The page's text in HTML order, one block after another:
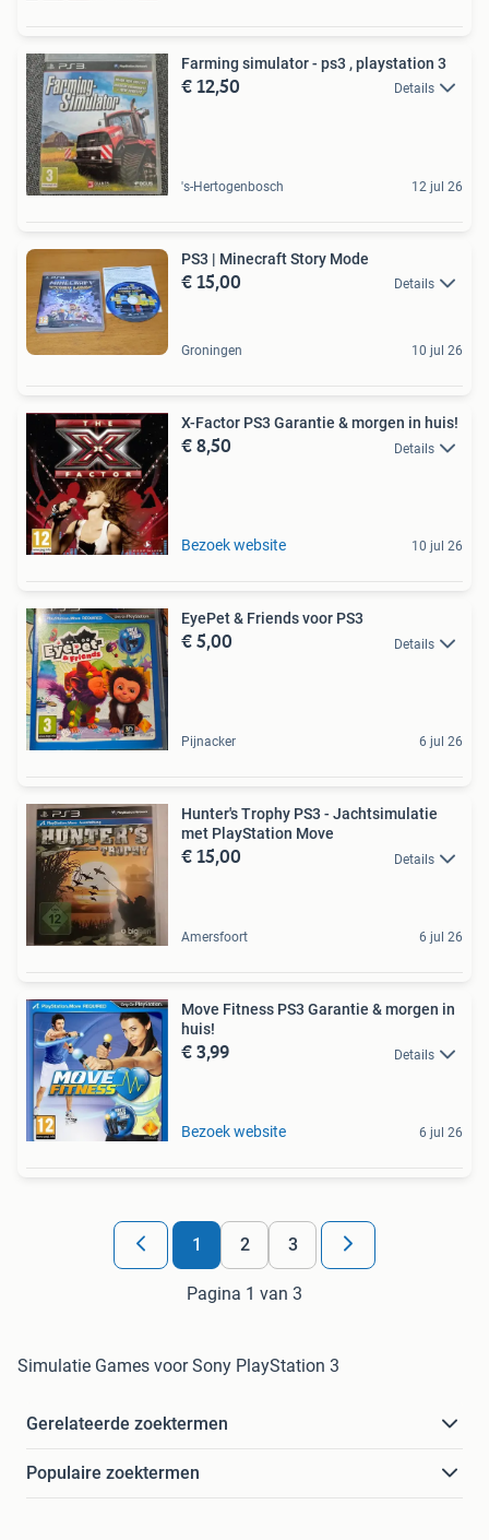
Farming simulator - ps3 , playstation 3
€ 12,50 Details
's-Hertogenbosch 12 jul 26
PS3 | Minecraft Story Mode
€ 15,00 Details
Groningen 10 jul 26
X-Factor PS3 Garantie & morgen in huis!
€ 8,50 Details
Bezoek website 10 jul 26
EyePet & Friends voor PS3
€ 5,00 Details
Pijnacker 6 jul 26
Hunter's Trophy PS3 - Jachtsimulatie
met PlayStation Move
€ 15,00 Details
Amersfoort 6 jul 26
Move Fitness PS3 Garantie & morgen in
huis!
€ 3,99 Details
Bezoek website 6 jul 26
1 2 3
Pagina 1 van 3
Simulatie Games voor Sony PlayStation 3
Gerelateerde zoektermen
Populaire zoektermen